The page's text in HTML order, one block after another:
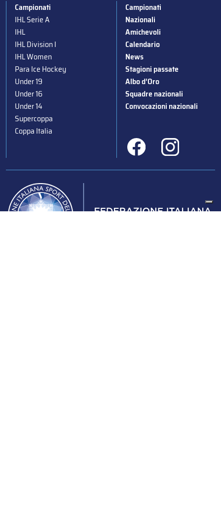
Campionati
IHL Serie A
IHL
IHL Division I
IHL Women
Para Ice Hockey
Under 19
Under 16
Under 14
Supercoppa
Coppa Italia
Campionati
Nazionali
Amichevoli
Calendario
News
Stagioni passate
Albo d’Oro
Squadre nazionali
Convocazioni nazionali